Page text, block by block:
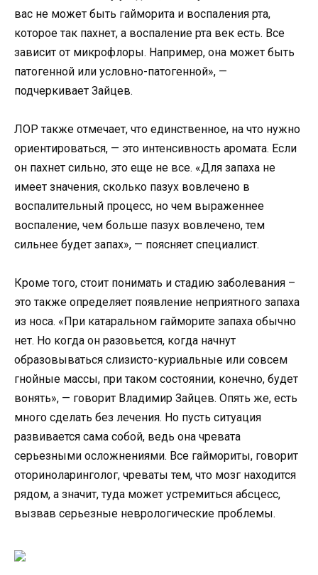
вас не может быть гайморита и воспаления рта,
которое так пахнет, а воспаление рта век есть. Все
зависит от микрофлоры. Например, она может быть
патогенной или условно-патогенной», —
подчеркивает Зайцев.
ЛОР также отмечает, что единственное, на что нужно
ориентироваться, — это интенсивность аромата. Если
он пахнет сильно, это еще не все. «Для запаха не
имеет значения, сколько пазух вовлечено в
воспалительный процесс, но чем выраженнее
воспаление, чем больше пазух вовлечено, тем
сильнее будет запах», — поясняет специалист.
Кроме того, стоит понимать и стадию заболевания –
это также определяет появление неприятного запаха
из носа. «При катаральном гайморите запаха обычно
нет. Но когда он разовьется, когда начнут
образовываться слизисто-куриальные или совсем
гнойные массы, при таком состоянии, конечно, будет
вонять», — говорит Владимир Зайцев. Опять же, есть
много сделать без лечения. Но пусть ситуация
развивается сама собой, ведь она чревата
серьезными осложнениями. Все гаймориты, говорит
оториноларинголог, чреваты тем, что мозг находится
рядом, а значит, туда может устремиться абсцесс,
вызвав серьезные неврологические проблемы.